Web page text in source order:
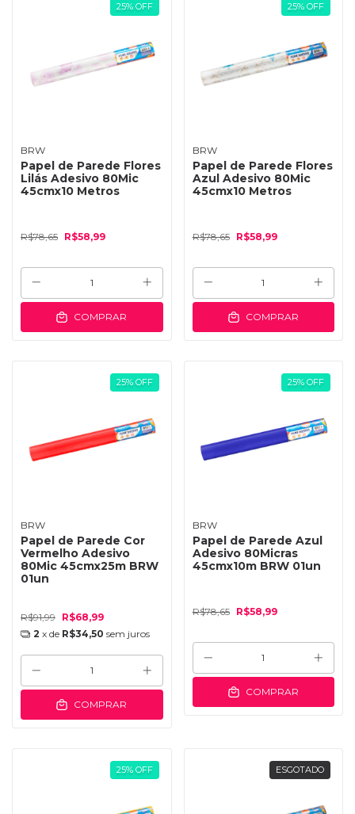
25% OFF
BRW
Papel de Parede Flores
Lilás Adesivo 80Mic
45cmx10 Metros
R$78,65 R$58,99
COMPRAR
25% OFF
BRW
Papel de Parede Flores
Azul Adesivo 80Mic
45cmx10 Metros
R$78,65 R$58,99
COMPRAR
25% OFF
BRW
Papel de Parede Cor
Vermelho Adesivo
80Mic 45cmx25m BRW
01un
R$91,99 R$68,99
2 x de R$34,50 sem juros
COMPRAR
25% OFF
BRW
Papel de Parede Azul
Adesivo 80Micras
45cmx10m BRW 01un
R$78,65 R$58,99
COMPRAR
25% OFF ESGOTADO